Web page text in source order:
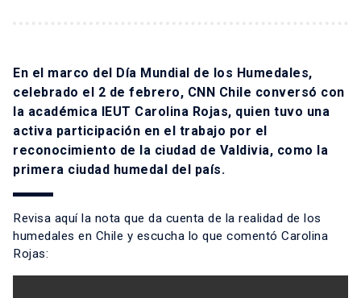
En el marco del Día Mundial de los Humedales,
celebrado el 2 de febrero, CNN Chile conversó con
la académica IEUT Carolina Rojas, quien tuvo una
activa participación en el trabajo por el
reconocimiento de la ciudad de Valdivia, como la
primera ciudad humedal del país.
Revisa aquí la nota que da cuenta de la realidad de los
humedales en Chile y escucha lo que comentó Carolina
Rojas: